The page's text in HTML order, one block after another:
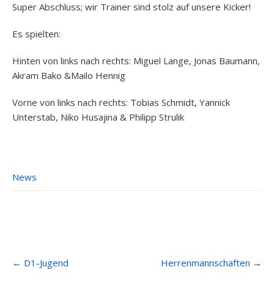
Super Abschluss; wir Trainer sind stolz auf unsere Kicker!
Es spielten:
Hinten von links nach rechts: Miguel Lange, Jonas Baumann,
Akram Bako &Mailo Hennig
Vorne von links nach rechts: Tobias Schmidt, Yannick
Unterstab, Niko Husajina & Philipp Strulik
News
navigation
← D1-Jugend Herrenmannschaften →